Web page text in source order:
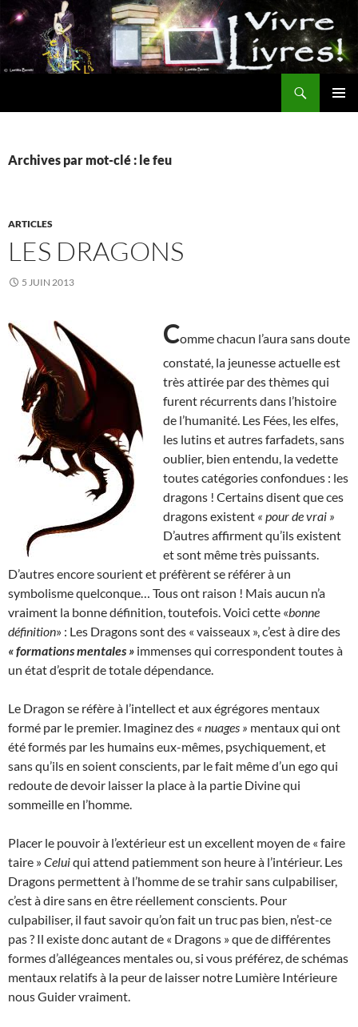
Aller
au
contenu
Archives par mot-clé : le feu
ARTICLES
LES DRAGONS
5 JUIN 2013
Comme chacun l’aura sans doute
constaté, la jeunesse actuelle est
très attirée par des thèmes qui
furent récurrents dans l’histoire
de l’humanité. Les Fées, les elfes,
les lutins et autres farfadets, sans
oublier, bien entendu, la vedette
toutes catégories confondues : les
dragons ! Certains disent que ces
dragons existent « pour de vrai »
D’autres affirment qu’ils existent
et sont même très puissants.
D’autres encore sourient et préfèrent se référer à un
symbolisme quelconque… Tous ont raison ! Mais aucun n’a
vraiment la bonne définition, toutefois. Voici cette «bonne
définition» : Les Dragons sont des « vaisseaux », c’est à dire des
« formations mentales » immenses qui correspondent toutes à
un état d’esprit de totale dépendance.
Le Dragon se réfère à l’intellect et aux égrégores mentaux
formé par le premier. Imaginez des « nuages » mentaux qui ont
été formés par les humains eux-mêmes, psychiquement, et
sans qu’ils en soient conscients, par le fait même d’un ego qui
redoute de devoir laisser la place à la partie Divine qui
sommeille en l’homme.
Placer le pouvoir à l’extérieur est un excellent moyen de « faire
taire »Celuiqui attend patiemment son heure à l’intérieur. Les
Dragons permettent à l’homme de se trahir sans culpabiliser,
c’est à dire sans en être réellement conscients. Pour
culpabiliser, il faut savoir qu’on fait un truc pas bien, n’est-ce
pas ? Il existe donc autant de « Dragons » que de différentes
formes d’allégeances mentales ou, si vous préférez, de schémas
mentaux relatifs à la peur de laisser notre Lumière Intérieure
nous Guider vraiment.